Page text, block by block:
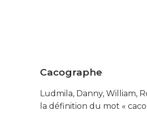
Cacographe
Ludmila, Danny, William,
la définition du mot «